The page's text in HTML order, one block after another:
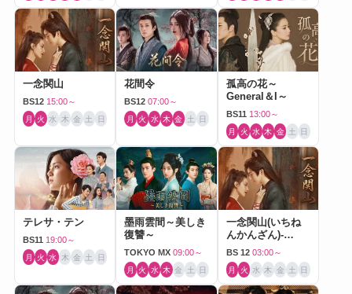
一念関山
BS12 15:00～
月 火 水 木 金 土 日
花間令
BS12 07:00～
月 火 水 木 金 土 日
孤高の花～
General＆I～
BS11 13:00～
月 火 水 木 金 土 日
テレサ・テン
BS11 19:00～
月 火 水 木 金 土 日
墨雨雲間～美しき
復讐～
TOKYO MX 09:00～
月 火 水 木 金 土 日
一念関山(いちね
んかんざん)-
Journey to Love-
BS 12 03:00～
月 火 水 木 金 土 日